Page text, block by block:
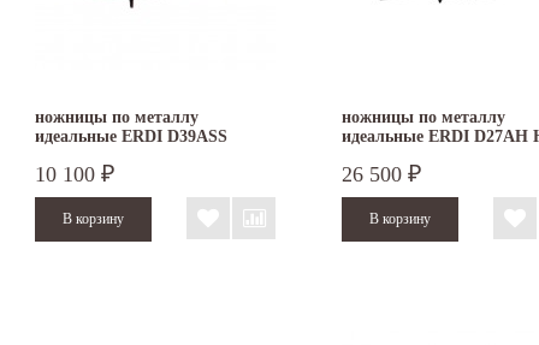
ножницы по металлу
идеальные ERDI D39ASS
10 100 ₽
ножницы по металлу
идеальные ERDI D27AH
26 500 ₽